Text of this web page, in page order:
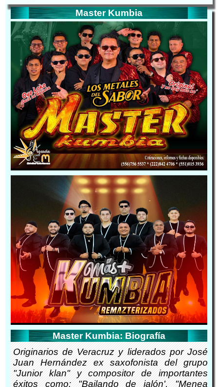
Master Kumbia
Master Kumbia: Biografía
Originarios de Veracruz y liderados por José
Juan Hernández ex saxofonista del grupo
"Junior klan" y compositor de importantes
éxitos como: "Bailando de jalón', "Menea